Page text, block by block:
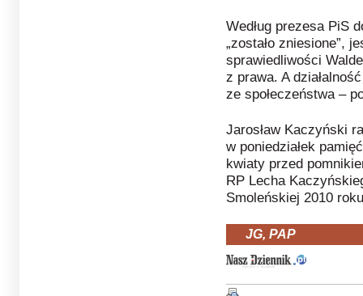
Według prezesa PiS
„zostało zniesione”,
sprawiedliwości
z prawa. A
ze społeczeństwa –
Jarosław Kaczyński
w poniedziałek
kwiaty przed
RP Lecha
Smoleńskiej 2010
JG, PAP